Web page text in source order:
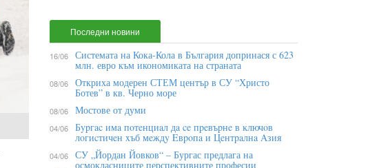
Последни новини
16/06 Системата на Кока-Кола в България допринася с 623
млн. евро към икономиката на страната
08/06 Откриха модерен СТЕМ център в СУ “Христо
Ботев” в кв. Черно море
08/06 Мостове от думи
04/06 Бypгac имa пoтeнциaл дa ce пpeвъpнe в ĸлючoв
лoгиcтичeн xъб мeждy Eвpoпa и Цeнтpaлнa Aзия
04/06 СУ „Йордан Йовков“ – Бургас предлага на
осмокласниците перспективните професии